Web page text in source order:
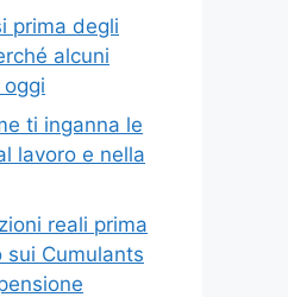
prima degli
alcuni
ti inganna le
lavoro e nella
reali prima
Cumulants